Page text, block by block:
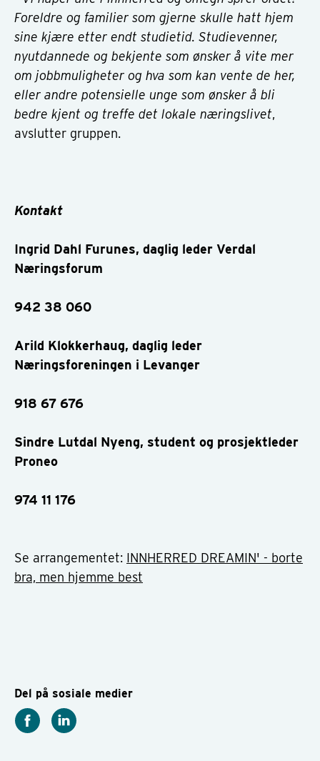
Foreldre og familier som gjerne skulle hatt hjem
sine kjære etter endt studietid. Studievenner,
nyutdannede og bekjente som ønsker å vite mer
om jobbmuligheter og hva som kan vente de her,
eller andre potensielle unge som ønsker å bli
bedre kjent og treffe det lokale næringslivet,
avslutter gruppen.
Kontakt
Ingrid Dahl Furunes, daglig leder Verdal
Næringsforum
942 38 060
Arild Klokkerhaug, daglig leder
Næringsforeningen i Levanger
918 67 676
Sindre Lutdal Nyeng, student og prosjektleder
Proneo
974 11 176
Se arrangementet: INNHERRED DREAMIN' - borte
bra, men hjemme best
Del på sosiale medier